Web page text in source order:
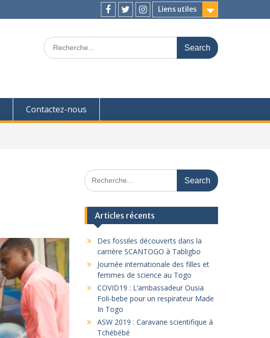
Liens utiles
Facebook
TwitterInstagram
Search
for:
Contactez-nous
Search
for:
Articles récents
Des fossiles découverts dans la
carrière SCANTOGO à Tabligbo
Journée internationale des filles et
femmes de science au Togo
COVID19 : L’ambassadeur Ousia
Foli-bebe pour un respirateur Made
In Togo
ASW 2019 : Caravane scientifique à
Tchébébé